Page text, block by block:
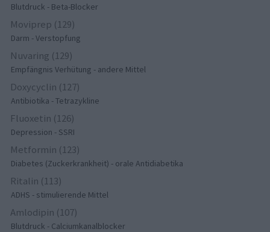
Blutdruck - Beta-Blocker
Moviprep (129)
Darm - Verstopfung
Nuvaring (129)
Empfängnis Verhütung - andere Mittel
Doxycyclin (127)
Antibiotika - Tetrazykline
Fluoxetin (126)
Depression - SSRI
Metformin (123)
Diabetes (Zuckerkrankheit) - orale Antidiabetika
Ritalin (113)
ADHS - stimulierende Mittel
Amlodipin (107)
Blutdruck - Calciumkanalblocker